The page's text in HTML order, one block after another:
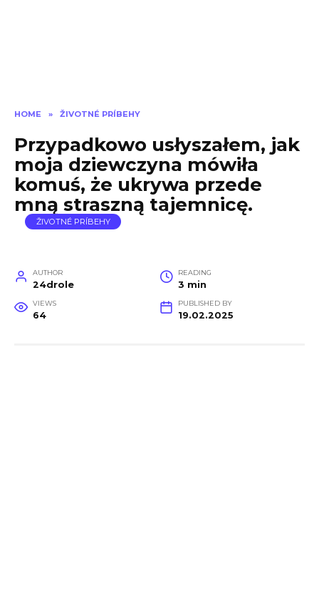
HOME » ŽIVOTNÉ PRÍBEHY
Przypadkowo usłyszałem, jak
moja dziewczyna mówiła
komuś, że ukrywa przede
mną straszną tajemnicę.
ŽIVOTNÉ PRÍBEHY
AUTHOR
24drole
READING
3 min
VIEWS
64
PUBLISHED BY
19.02.2025